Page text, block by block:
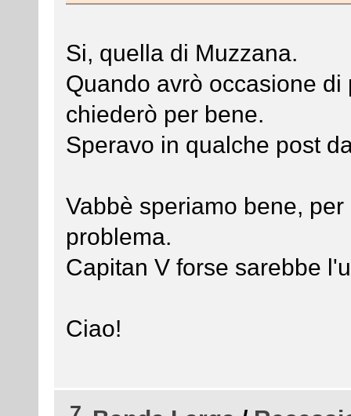
Si, quella di Muzzana.
Quando avrò occasione
chiederò per bene.
Speravo in qualche post
Vabbè speriamo bene,
problema.
Capitan V forse sarebbe
Ciao!